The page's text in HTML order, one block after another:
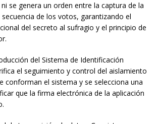
se genera un orden entre la captura de la
de los votos, garantizando el
del secreto al sufragio y el principio de
del Sistema de Identificación
el seguimiento y control del aislamiento
conforman el sistema y se selecciona una
que la firma electrónica de la aplicación